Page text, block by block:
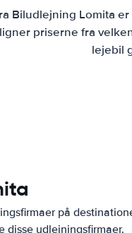
Biludlejning Lomita
priserne fra
lejebil
på
disse udlejningsfirmaer.